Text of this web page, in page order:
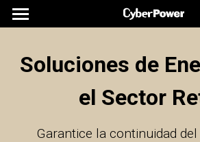
Soluciones de
el Sector
Garantice la continuidad